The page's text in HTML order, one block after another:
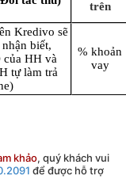
trên
Kredivo sẽ
biết,
HH và
tự làm trả
% khoản
vay
khảo, quý khách vui
để được hỗ trợ